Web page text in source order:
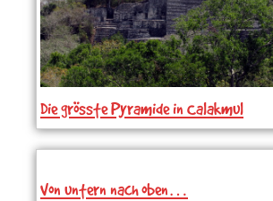
Die grösste Pyramide in Calakmul
Von untern nach oben…